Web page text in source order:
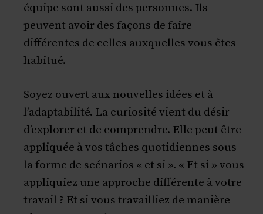
équipe sont aussi des personnes. Ils
peuvent avoir des façons de faire
différentes de celles auxquelles vous êtes
habitué.
Soyez ouvert aux nouvelles idées et à
l’adaptabilité. La curiosité vient du désir
d’explorer et de comprendre. Elle peut être
appliquée à vos tâches quotidiennes sous
la forme de scénarios « et si ». « Et si » vous
appliquiez une approche différente à votre
travail ? Et si vous travailliez de manière